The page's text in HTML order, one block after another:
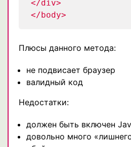
</div>
</body>
Плюсы данного метода:
не подвисает браузер
валидный код
Недостатки:
должен быть включен
довольно много